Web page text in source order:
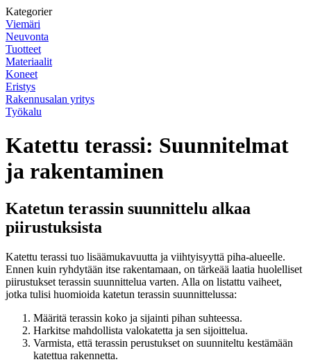
Kategorier
Viemäri
Neuvonta
Tuotteet
Materiaalit
Koneet
Eristys
Rakennusalan yritys
Työkalu
Katettu terassi: Suunnitelmat
ja rakentaminen
Katetun terassin suunnittelu alkaa
piirustuksista
Katettu terassi tuo lisäämukavuutta ja viihtyisyyttä piha-alueelle.
Ennen kuin ryhdytään itse rakentamaan, on tärkeää laatia huolelliset
piirustukset terassin suunnittelua varten. Alla on listattu vaiheet,
jotka tulisi huomioida katetun terassin suunnittelussa:
Määritä terassin koko ja sijainti pihan suhteessa.
Harkitse mahdollista valokatetta ja sen sijoittelua.
Varmista, että terassin perustukset on suunniteltu kestämään
katettua rakennetta.